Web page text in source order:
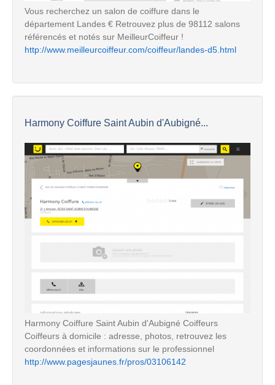
Vous recherchez un salon de coiffure dans le
département Landes € Retrouvez plus de 98112 salons
référencés et notés sur MeilleurCoiffeur !
http://www.meilleurcoiffeur.com/coiffeur/landes-d5.html
Harmony Coiffure Saint Aubin d'Aubigné...
Harmony Coiffure Saint Aubin d'Aubigné Coiffeurs
Coiffeurs à domicile : adresse, photos, retrouvez les
coordonnées et informations sur le professionnel
http://www.pagesjaunes.fr/pros/03106142